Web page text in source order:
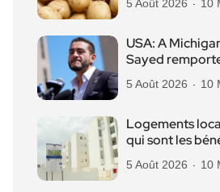
5 Août 2026 10
USA: A
Sayed
5 Août 2026 10
Logements
qui sont les
5 Août 2026 10